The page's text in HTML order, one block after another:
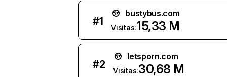
#1
bustybus.com
Visitas:15,33 M
#2
letsporn.com
Visitas:30,68 M